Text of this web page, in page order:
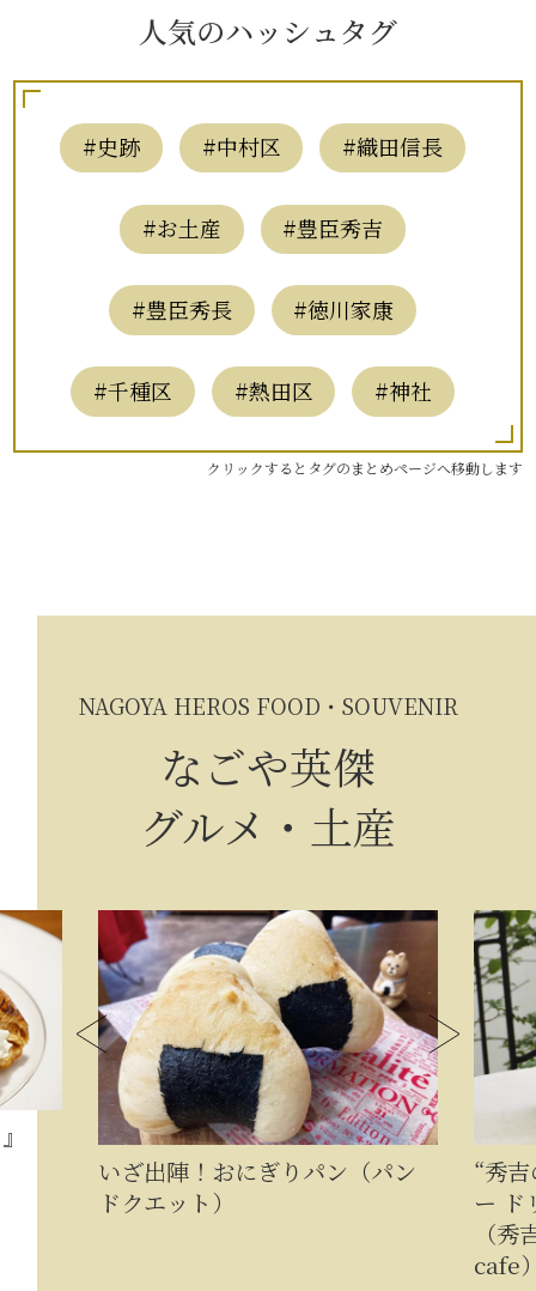
人気のハッシュタグ
#史跡 #中村区 #織田信長
#お土産 #豊臣秀吉
#豊臣秀長 #徳川家康
#千種区 #熱田区 #神社
クリックするとタグのまとめページへ移動します
NAGOYA HEROS FOOD・SOUVENIR
なごや英傑
グルメ・土産
いざ出陣！おにぎりパン（パン
ドクエット）
“秀
ー ド
（
cafe